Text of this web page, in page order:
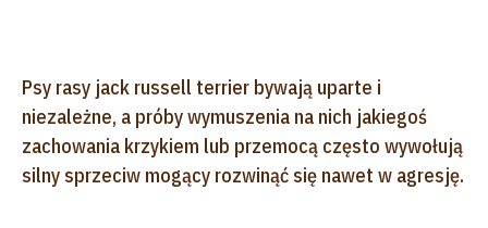
Psy rasy jack russell terrier bywają uparte i
niezależne, a próby wymuszenia na nich jakiegoś
zachowania krzykiem lub przemocą często wywołują
silny sprzeciw mogący rozwinąć się nawet w agresję.